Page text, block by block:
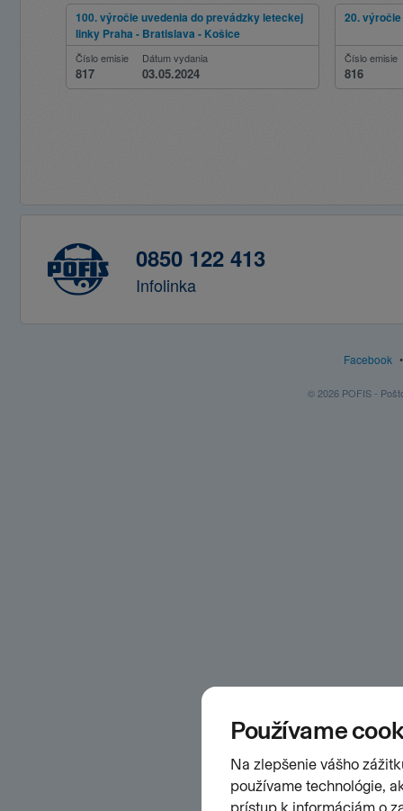
100. výročie uvedenia do prevádzky leteckej
linky Praha - Bratislava - Košice
Číslo emisie
817
Dátum vydania
03.05.2024
20.
Číslo emisie
816
0850 122 413
Infolinka
Facebook
© 2026 POFIS -